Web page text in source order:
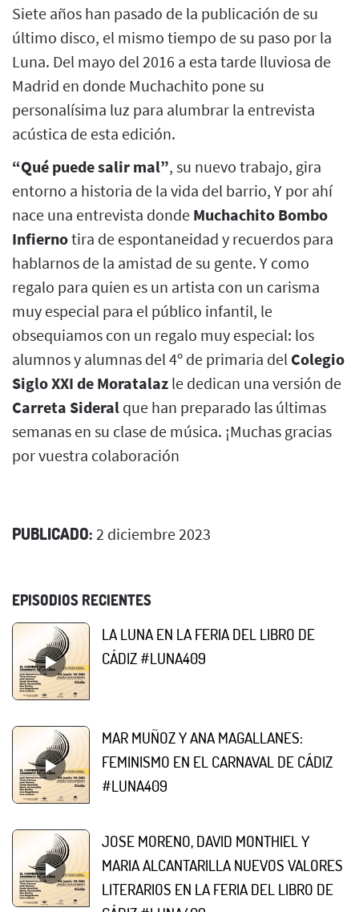
Siete años han pasado de la publicación de su
último disco, el mismo tiempo de su paso por la
Luna. Del mayo del 2016 a esta tarde lluviosa de
Madrid en donde Muchachito pone su
personalísima luz para alumbrar la entrevista
acústica de esta edición.
“Qué puede salir mal”, su nuevo trabajo, gira
entorno a historia de la vida del barrio, Y por ahí
nace una entrevista donde Muchachito Bombo
Infiernotira de espontaneidad y recuerdos para
hablarnos de la amistad de su gente. Y como
regalo para quien es un artista con un carisma
muy especial para el público infantil, le
obsequiamos con un regalo muy especial: los
alumnos y alumnas del 4º de primaria del Colegio
Siglo XXI de Moratalaz le dedican una versión de
Carreta Sideral que han preparado las últimas
semanas en su clase de música. ¡Muchas gracias
por vuestra colaboración
PUBLICADO: 2 diciembre 2023
EPISODIOS RECIENTES
LA LUNA EN LA FERIA DEL LIBRO DE
CÁDIZ #LUNA409
MAR MUÑOZ Y ANA MAGALLANES:
FEMINISMO EN EL CARNAVAL DE CÁDIZ
#LUNA409
JOSE MORENO, DAVID MONTHIEL Y
MARIA ALCANTARILLA NUEVOS VALORES
LITERARIOS EN LA FERIA DEL LIBRO DE